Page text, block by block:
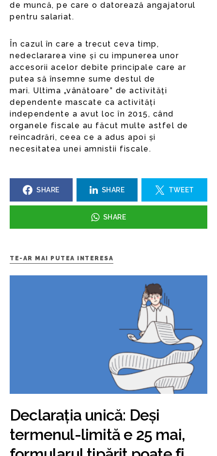
de muncă, pe care o datorează angajatorul
pentru salariat.
În cazul în care a trecut ceva timp,
nedeclararea vine și cu impunerea unor
accesorii acelor debite principale care ar
putea să însemne sume destul de
mari. Ultima „vânătoare” de activități
dependente mascate ca activități
independente a avut loc în 2015, când
organele fiscale au făcut multe astfel de
reîncadrări, ceea ce a adus apoi și
necesitatea unei amnistii fiscale.
SHARE SHARE TWEET
SHARE
TE-AR MAI PUTEA INTERESA
Declarația unică: Deși
termenul-limită e 25 mai,